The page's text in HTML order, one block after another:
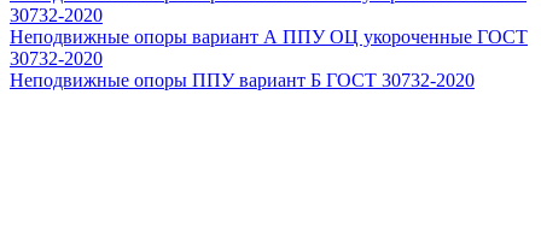
30732-2020
Неподвижные опоры вариант А ППУ ОЦ укороченные ГОСТ
30732-2020
Неподвижные опоры ППУ вариант Б ГОСТ 30732-2020